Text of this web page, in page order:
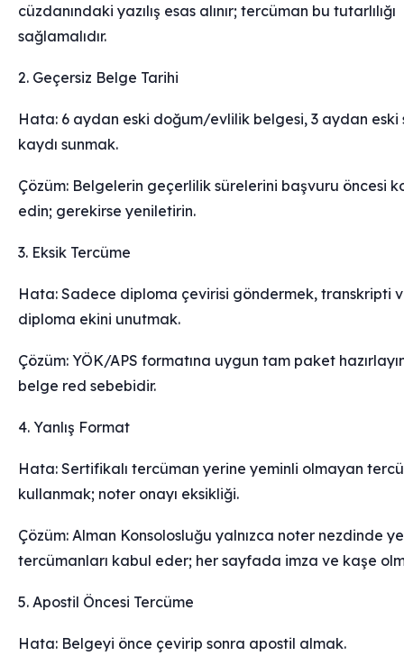
cüzdanındaki yazılış esas alınır; tercüman bu tutarlılığı
sağlamalıdır.
2. Geçersiz Belge Tarihi
Hata: 6 aydan eski doğum/evlilik belgesi, 3 aydan eski
kaydı sunmak.
Çözüm: Belgelerin geçerlilik sürelerini başvuru öncesi
edin; gerekirse yeniletirin.
3. Eksik Tercüme
Hata: Sadece diploma çevirisi göndermek, transkripti
diploma ekini unutmak.
Çözüm: YÖK/APS formatına uygun tam paket
belge red sebebidir.
4. Yanlış Format
Hata: Sertifikalı tercüman yerine yeminli olmayan
kullanmak; noter onayı eksikliği.
Çözüm: Alman Konsolosluğu yalnızca noter nezdinde
tercümanları kabul eder; her sayfada imza ve kaşe
5. Apostil Öncesi Tercüme
Hata: Belgeyi önce çevirip sonra apostil almak.